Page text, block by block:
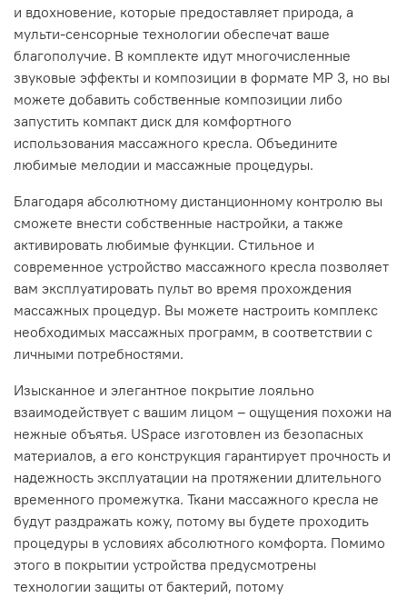
и вдохновение, которые предоставляет природа, а
мульти-сенсорные технологии обеспечат ваше
благополучие. В комплекте идут многочисленные
звуковые эффекты и композиции в формате MP 3, но вы
можете добавить собственные композиции либо
запустить компакт диск для комфортного
использования массажного кресла. Объедините
любимые мелодии и массажные процедуры.
Благодаря абсолютному дистанционному контролю вы
сможете внести собственные настройки, а также
активировать любимые функции. Стильное и
современное устройство массажного кресла позволяет
вам эксплуатировать пульт во время прохождения
массажных процедур. Вы можете настроить комплекс
необходимых массажных программ, в соответствии с
личными потребностями.
Изысканное и элегантное покрытие лояльно
взаимодействует с вашим лицом – ощущения похожи на
нежные объятья. USpace изготовлен из безопасных
материалов, а его конструкция гарантирует прочность и
надежность эксплуатации на протяжении длительного
временного промежутка. Ткани массажного кресла не
будут раздражать кожу, потому вы будете проходить
процедуры в условиях абсолютного комфорта. Помимо
этого в покрытии устройства предусмотрены
технологии защиты от бактерий, потому